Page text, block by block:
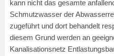
kann nicht das gesamte
Schmutzwasser der
zugeführt und dort behandelt
diesem Grund werden an
Kanalisationsnetz